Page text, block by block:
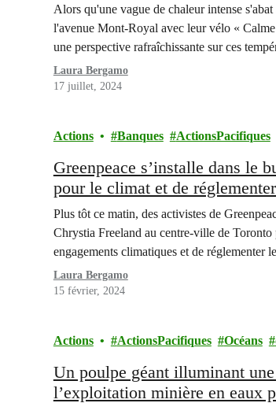
Alors qu'une vague de chaleur intense
l'avenue Mont-Royal avec leur vélo «
une perspective rafraîchissante sur ces
déterminante de l'industrie des combustibles
Laura Bergamo
17 juillet, 2024
Actions Banques ActionsPacifiques
Greenpeace s’installe dans le
pour le climat et de
Plus tôt ce matin, des activistes de
Chrystia Freeland au centre-ville de Toronto
engagements climatiques et de réglementer
le…
Laura Bergamo
15 février, 2024
Actions ActionsPacifiques Océans
Un poulpe géant illuminant
l’exploitation minière en eaux